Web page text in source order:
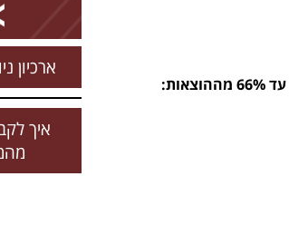
עד 66% מההוצאות:
ארכיון
איך